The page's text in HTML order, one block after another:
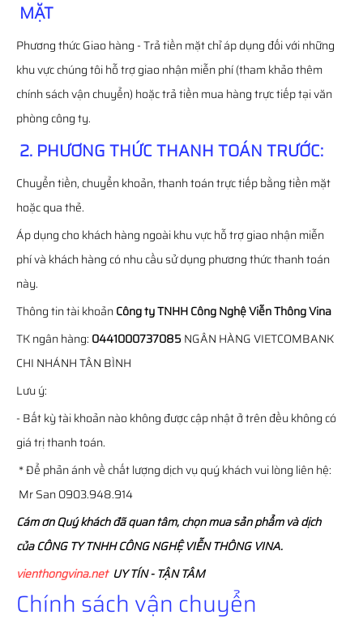
MẶT
Phương thức Giao hàng - Trả tiền mặt chỉ áp dụng đối với những
khu vực chúng tôi hỗ trợ giao nhận miễn phí (tham khảo thêm
chính sách vận chuyển) hoặc trả tiền mua hàng trực tiếp tại văn
phòng công ty.
2. PHƯƠNG THỨC THANH TOÁN TRƯỚC:
Chuyển tiền, chuyển khoản, thanh toán trực tiếp bằng tiền mặt
hoặc qua thẻ.
Áp dụng cho khách hàng ngoài khu vực hỗ trợ giao nhận miễn
phí và khách hàng có nhu cầu sử dụng phương thức thanh toán
này.
Thông tin tài khoảnCông ty TNHH Công Nghệ Viễn Thông Vina
TK ngân hàng: 0441000737085NGÂN HÀNG VIETCOMBANK
CHI NHÁNH TÂN BÌNH
Lưu ý:
- Bất kỳ tài khoản nào không được cập nhật ở trên đều không có
giá trị thanh toán.
* Để phản ánh về chất lượng dịch vụ quý khách vui lòng liên hệ:
Mr San 0903.948.914
Cám ơn Quý khách đã quan tâm, chọn mua sản phẩm và dịch
của CÔNG TY TNHH CÔNG NGHỆ VIỄN THÔNG VINA.
vienthongvina.netUY TÍN - TẬN TÂM
Chính sách vận chuyển